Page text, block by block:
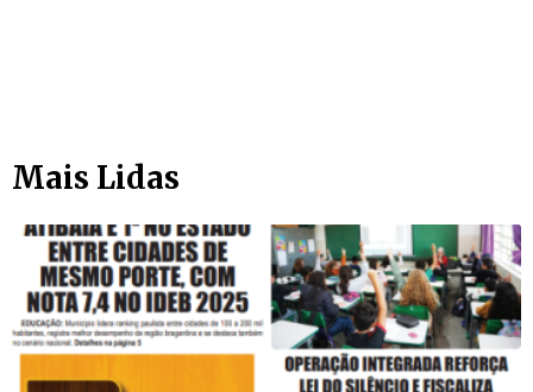
Mais Lidas